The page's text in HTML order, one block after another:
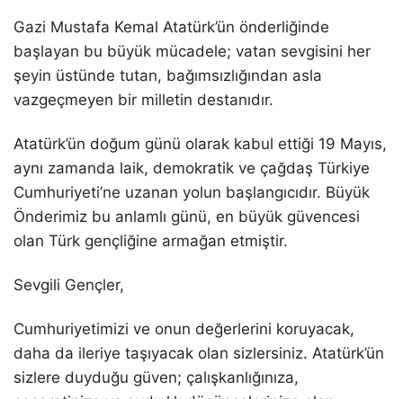
Gazi Mustafa Kemal Atatürk’ün önderliğinde
başlayan bu büyük mücadele; vatan sevgisini her
şeyin üstünde tutan, bağımsızlığından asla
vazgeçmeyen bir milletin destanıdır.
Atatürk’ün doğum günü olarak kabul ettiği 19 Mayıs,
aynı zamanda laik, demokratik ve çağdaş Türkiye
Cumhuriyeti’ne uzanan yolun başlangıcıdır. Büyük
Önderimiz bu anlamlı günü, en büyük güvencesi
olan Türk gençliğine armağan etmiştir.
Sevgili Gençler,
Cumhuriyetimizi ve onun değerlerini koruyacak,
daha da ileriye taşıyacak olan sizlersiniz. Atatürk’ün
sizlere duyduğu güven; çalışkanlığınıza,